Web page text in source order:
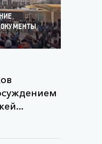
,
,